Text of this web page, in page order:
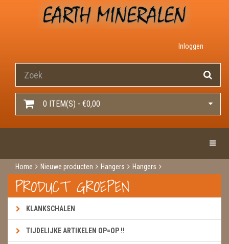
Inloggen
0 ITEM(S) - €0,00
Home Nieuwe producten Hangers
Hangers
Pinoliet magnesiet
PRODUCT GROEPEN
KLANKSCHALEN
TIJDELIJKE ARTIKELEN OP=OP !!